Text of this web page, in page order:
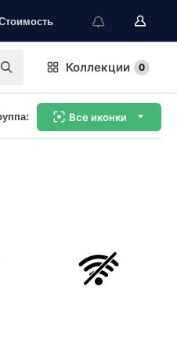
Коллекции 0
Все иконки